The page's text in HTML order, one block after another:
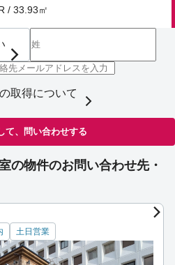
/ 33.93㎡
取得について
て、問い合わせする
の物件のお問い合わせ先・
土日営業